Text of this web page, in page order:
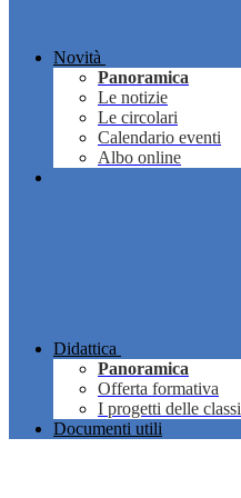
Novità
Panoramica
Le notizie
Le circolari
Calendario eventi
Albo online
Didattica
Panoramica
Offerta formativa
I progetti delle classi
Documenti utili